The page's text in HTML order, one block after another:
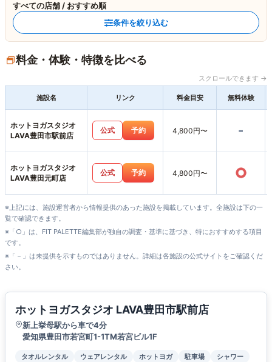
すべての店舗 / おすすめ順
条件を絞り込む
料金・体験・特徴を比べる
スクロールできます →
施設名 リンク 料金目安 無料体験
ホットヨガスタジオ
LAVA豊田市駅前店
公式 予約 4,800円〜 -
ホットヨガスタジオ
LAVA豊田元町店
公式 予約 4,800円〜 ○
※上記には、施設運営者から情報提供のあった施設を掲載しています。全施設は下の一
覧で確認できます。
※「○」は、FIT PALETTE編集部が独自の調査・基準に基づき、特におすすめする項目
です。
※「－」は未提供を示すものではありません。詳細は各施設の公式サイトをご確認くだ
さい。
ホットヨガスタジオ LAVA豊田市駅前店
新上挙母駅から車で4分
愛知県豊田市若宮町1-1TM若宮ビル1F
タオルレンタル ウェアレンタル ホットヨガ 駐車場
シャワー